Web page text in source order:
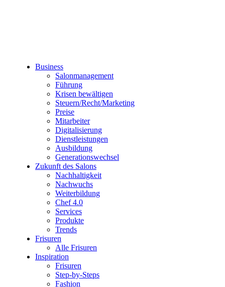
Business
Salonmanagement
Führung
Krisen bewältigen
Steuern/Recht/Marketing
Preise
Mitarbeiter
Digitalisierung
Dienstleistungen
Ausbildung
Generationswechsel
Zukunft des Salons
Nachhaltigkeit
Nachwuchs
Weiterbildung
Chef 4.0
Services
Produkte
Trends
Frisuren
Alle Frisuren
Inspiration
Frisuren
Step-by-Steps
Fashion